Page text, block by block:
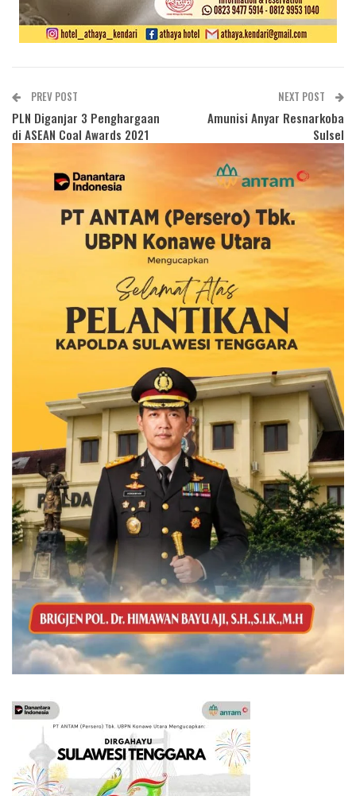
PREV POST
PLN Diganjar 3 Penghargaan
di ASEAN Coal Awards 2021
NEXT POST
Amunisi Anyar Resnarkoba
Sulsel